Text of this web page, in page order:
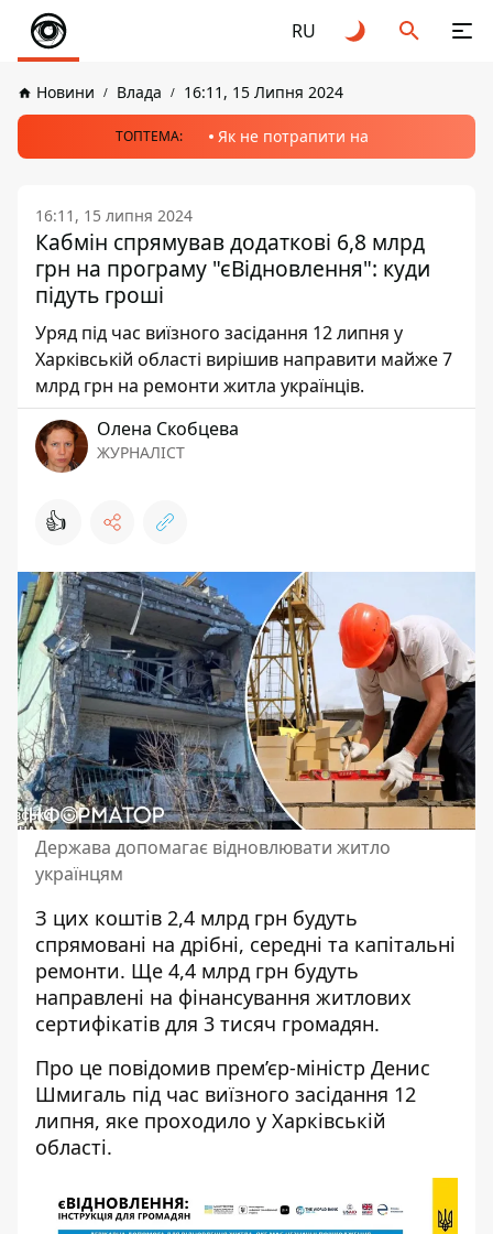
RU
Новини Влада 16:11, 15 Липня 2024
ТОПТЕМА: Як не потрапити на
16:11, 15 липня 2024
Кабмін спрямував додаткові 6,8 млрд
грн на програму "єВідновлення": куди
підуть гроші
Уряд під час виїзного засідання 12 липня у
Харківській області вирішив направити майже 7
млрд грн на ремонти житла українців.
Олена Скобцева
ЖУРНАЛІСТ
👍
Держава допомагає відновлювати житло
українцям
З цих коштів 2,4 млрд грн будуть
спрямовані на дрібні, середні та капітальні
ремонти. Ще 4,4 млрд грн будуть
направлені на фінансування житлових
сертифікатів для 3 тисяч громадян.
Про це повідомив прем’єр-міністр Денис
Шмигаль під час виїзного засідання 12
липня, яке проходило у Харківській
області.